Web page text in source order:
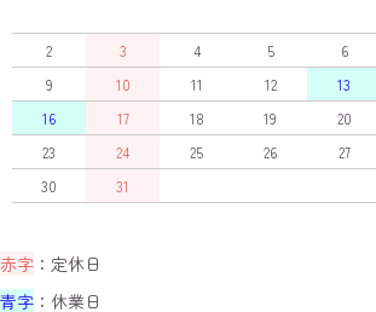
2
3 4 5 6
9
10 11 12 13
16
17 18 19 20
23
24 25 26 27
30
31
赤字 ：定休日
青字 ：休業日